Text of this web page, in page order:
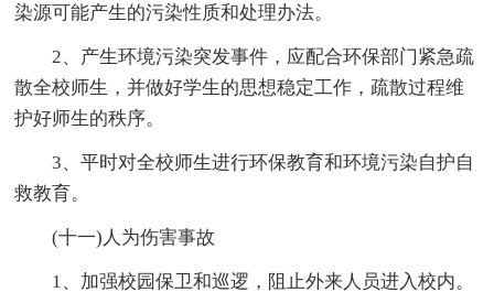
染源可能产生的污染性质和处理办法。
2、产生环境污染突发事件，应配合环保部门紧急疏
散全校师生，并做好学生的思想稳定工作，疏散过程维
护好师生的秩序。
3、平时对全校师生进行环保教育和环境污染自护自
救教育。
(十一)人为伤害事故
1、加强校园保卫和巡逻，阻止外来人员进入校内。